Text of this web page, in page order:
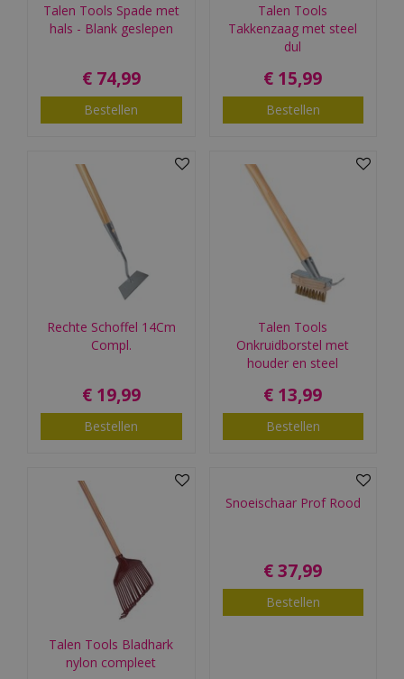
Talen Tools Spade met
hals - Blank geslepen
€ 74,99
Bestellen
Talen Tools
Takkenzaag met steel
dul
€ 15,99
Bestellen
Rechte Schoffel 14Cm
Compl.
€ 19,99
Bestellen
Talen Tools
Onkruidborstel met
houder en steel
€ 13,99
Bestellen
Talen Tools Bladhark
nylon compleet
Snoeischaar Prof Rood
€ 37,99
Bestellen